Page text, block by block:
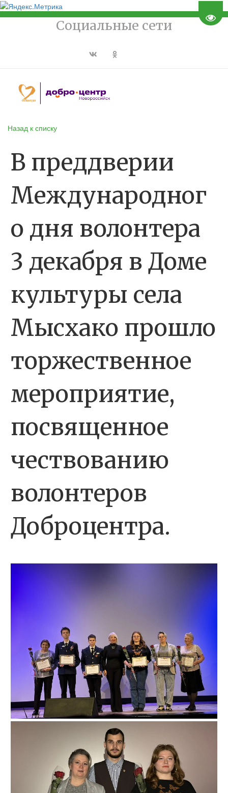
Социальные сети
Назад к списку
В преддверии
Международног
о дня волонтера
3 декабря в Доме
культуры села
Мысхако прошло
торжественное
мероприятие,
посвященное
чествованию
волонтеров
Доброцентра.